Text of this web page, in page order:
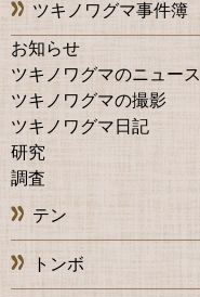
ツキノワグマ事件簿
お知らせ
ツキノワグマのニュース
ツキノワグマの撮影
ツキノワグマ日記
研究
調査
テン
トンボ